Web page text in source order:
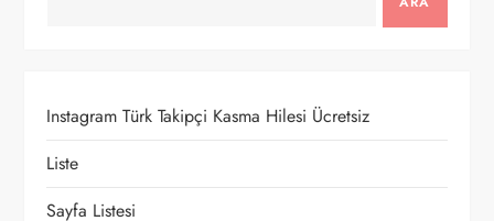
n
m
Instagram Türk Takipçi Kasma Hilesi Ücretsiz
Liste
Sayfa Listesi